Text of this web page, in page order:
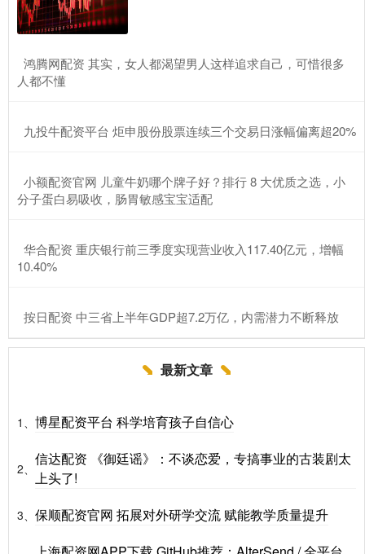
​鸿腾网配资 其实，女人都渴望男人这样追求自己，可惜很多
人都不懂
​九投牛配资平台 炬申股份股票连续三个交易日涨幅偏离超20%
​小额配资官网 儿童牛奶哪个牌子好？排行 8 大优质之选，小
分子蛋白易吸收，肠胃敏感宝宝适配
​华合配资 重庆银行前三季度实现营业收入117.40亿元，增幅
10.40%
​按日配资 中三省上半年GDP超7.2万亿，内需潜力不断释放
最新文章
1、 博星配资平台 科学培育孩子自信心
2、
信达配资 《御廷谣》：不谈恋爱，专搞事业的古装剧太
上头了!
3、 保顺配资官网 拓展对外研学交流 赋能教学质量提升